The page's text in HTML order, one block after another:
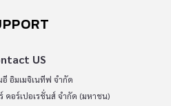
US
อี อิมเมจิเนทีฟ จำกัด
คอร์เปอเรชั่นส์ จำกัด (มหาชน)